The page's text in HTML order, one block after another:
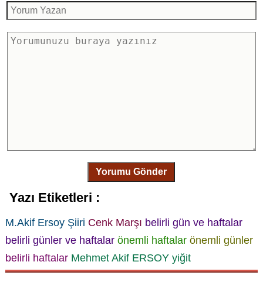
Yorumu Gönder
Yazı Etiketleri :
M.Akif Ersoy Şiiri Cenk Marşı belirli gün ve haftalar
belirli günler ve haftalar önemli haftalar önemli günler
belirli haftalar Mehmet Akif ERSOY yiğit